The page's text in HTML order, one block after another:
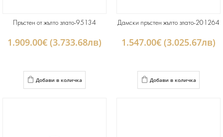
Пръстен от жълто злато-95134
1.909.00€ (3.733.68лв)
Добави в количка
Дамски пръстен жълто злато-201264
1.547.00€ (3.025.67лв)
Добави в количка